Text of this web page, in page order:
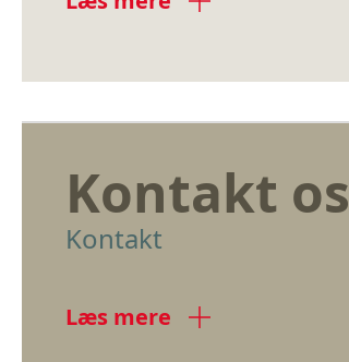
Kontakt os
Kontakt
Læs mere